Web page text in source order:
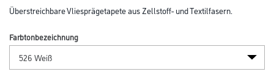
Überstreichbare Vliesprägetapete aus Zellstoff- und Textilfasern.
Farbtonbezeichnung